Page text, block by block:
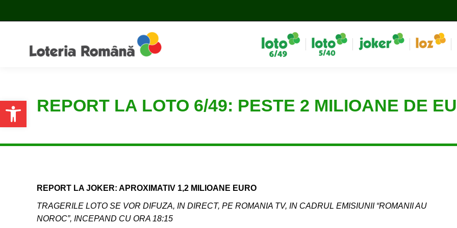
Open toolbarREPORT LA LOTO 6/49: PESTE 2 MILIOANE DE
REPORT LA JOKER: APROXIMATIV 1,2 MILIOANE EURO
TRAGERILE LOTO SE VOR DIFUZA, IN DIRECT, PE ROMANIA TV, IN CADRUL EMISIUNII “ROMANII AU
NOROC”, INCEPAND CU ORA 18:15